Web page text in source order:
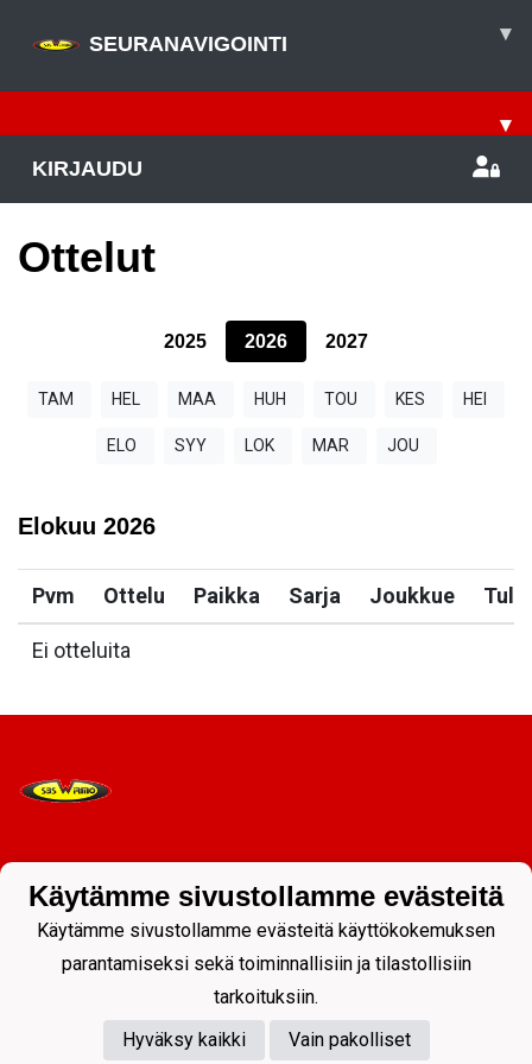
SEURANAVIGOINTI ▾
▾
KIRJAUDU
Ottelut
2025 2026 2027
TAM HEL MAA HUH TOU KES HEI
ELO SYY LOK MAR JOU
Elokuu 2026
Pvm Ottelu Paikka Sarja Joukkue
Ei otteluita
Powered by
Käytämme sivustollamme evästeitä
Käytämme sivustollamme evästeitä käyttökokemuksen
parantamiseksi sekä toiminnallisiin ja tilastollisiin
tarkoituksiin.
Hyväksy kaikki
Vain pakolliset